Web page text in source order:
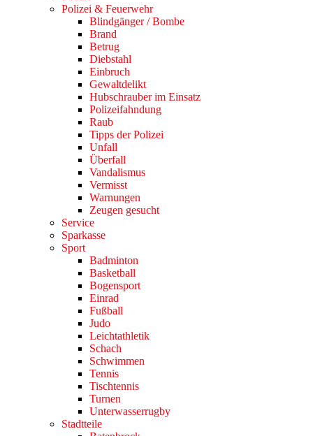
Polizei & Feuerwehr
Blindgänger / Bombe
Brand
Betrug
Diebstahl
Einbruch
Gewaltdelikt
Hubschrauber im Einsatz
Polizeifahndung
Raub
Tipps der Polizei
Unfall
Überfall
Vandalismus
Vermisst
Warnungen
Zeugen gesucht
Service
Sparkasse
Sport
Badminton
Basketball
Bogensport
Einrad
Fußball
Judo
Leichtathletik
Schach
Schwimmen
Tennis
Tischtennis
Turnen
Unterwasserrugby
Stadtteile